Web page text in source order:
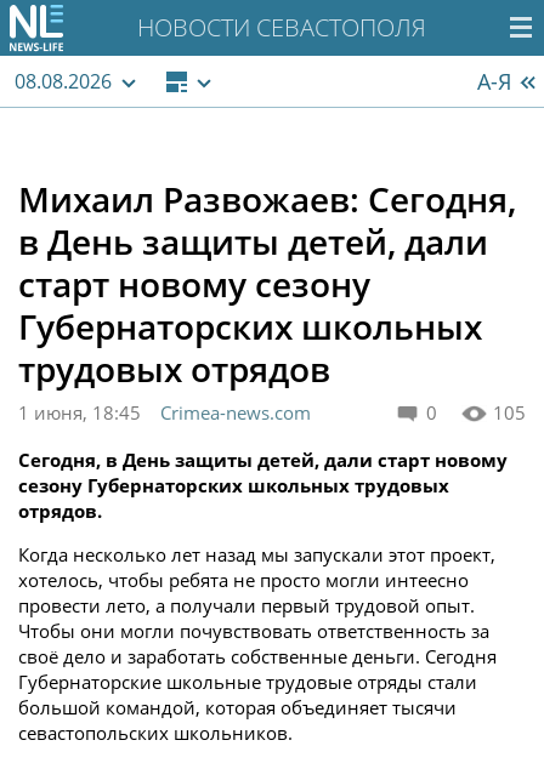
НОВОСТИ СЕВАСТОПОЛЯ
08.08.2026 А-Я
Михаил Развожаев: Сегодня,
в День защиты детей, дали
старт новому сезону
Губернаторских школьных
трудовых отрядов
0 105
1 июня, 18:45
Crimea-news.com
Сегодня, в День защиты детей, дали старт новому
сезону Губернаторских школьных трудовых
отрядов.
Когда несколько лет назад мы запускали этот проект,
хотелось, чтобы ребята не просто могли интеесно
провести лето, а получали первый трудовой опыт.
Чтобы они могли почувствовать ответственность за
своё дело и заработать собственные деньги. Сегодня
Губернаторские школьные трудовые отряды стали
большой командой, которая объединяет тысячи
севастопольских школьников.